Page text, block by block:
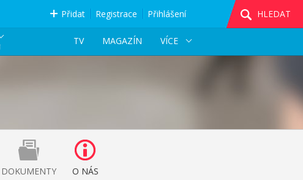
Přidat Registrace Přihlášení
HLEDAT
VÍCE
MAGAZÍN
TV
DOKUMENTY O NÁS